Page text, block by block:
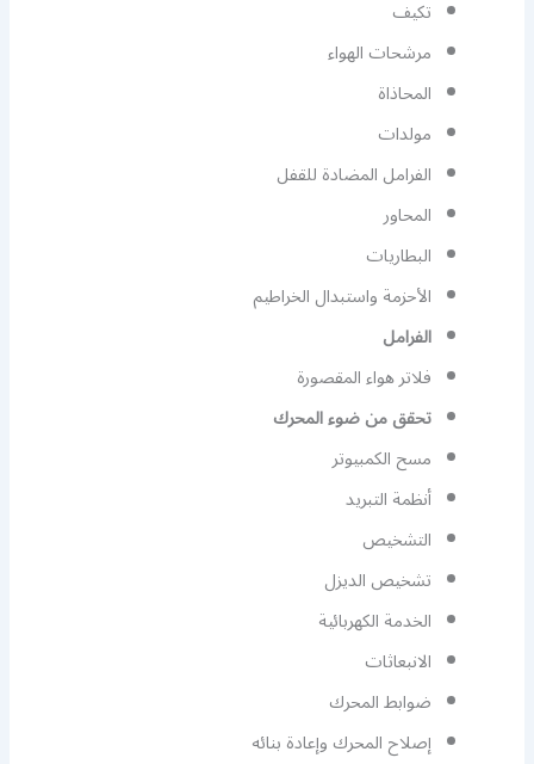
تكيف
مرشحات الهواء
المحاذاة
مولدات
الفرامل المضادة للقفل
المحاور
البطاريات
الأحزمة واستبدال الخراطيم
الفرامل
فلاتر هواء المقصورة
تحقق من ضوء المحرك
مسح الكمبيوتر
أنظمة التبريد
التشخيص
تشخيص الديزل
الخدمة الكهربائية
الانبعاثات
ضوابط المحرك
إصلاح المحرك وإعادة بنائه